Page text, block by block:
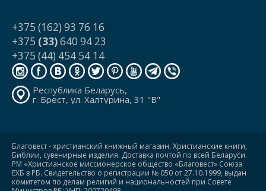
+375 (162) 93 76 16
+375 (33)640 94 23
+375 (44) 454 54 14
Республика Беларусь,
г. Брест, ул. Халтурина, 31 "В"
Благовест - христианский книжный магазин. Христианские книги,
Библии, сувенирные изделия. Доставка почтой по всей Беларуси.
РМ «Христианское миссионерское общество «Благовест» Союза
ЕХБ в РБ. Свидетельство о регистрации № 050 от 27.10.1999, выдан
комитетом по делам религий и национальностей при Совете